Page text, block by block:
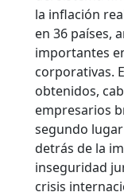
la inflación
en 36 países,
importantes
corporativas.
obtenidos,
empresarios
segundo
detrás de la
inseguridad
crisis